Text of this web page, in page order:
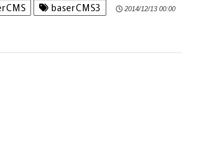
baserCMS3 2014/12/13 00:00